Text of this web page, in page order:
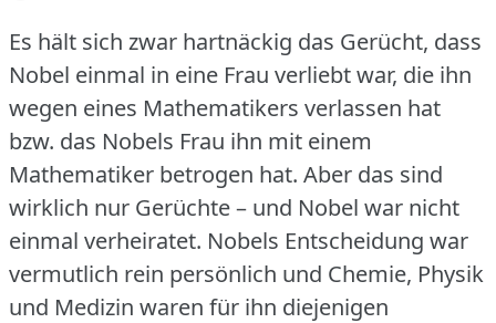
Es hält sich zwar hartnäckig das Gerücht, dass
Nobel einmal in eine Frau verliebt war, die ihn
wegen eines Mathematikers verlassen hat
bzw. das Nobels Frau ihn mit einem
Mathematiker betrogen hat. Aber das sind
wirklich nur Gerüchte – und Nobel war nicht
einmal verheiratet. Nobels Entscheidung war
vermutlich rein persönlich und Chemie, Physik
und Medizin waren für ihn diejenigen